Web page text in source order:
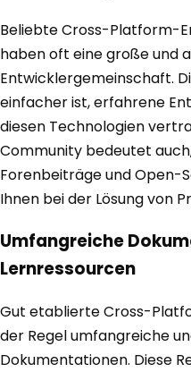
Beliebte Cross-Platform-
haben oft eine große und
Entwicklergemeinschaft.
einfacher ist, erfahrene
diesen Technologien
Community bedeutet
Forenbeiträge und Open-
Ihnen bei der Lösung von
Umfangreiche
Lernressourcen
Gut etablierte Cross-
der Regel umfangreiche
Dokumentationen. Diese